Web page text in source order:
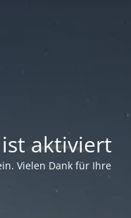
aktiviert
Vielen Dank für Ihre